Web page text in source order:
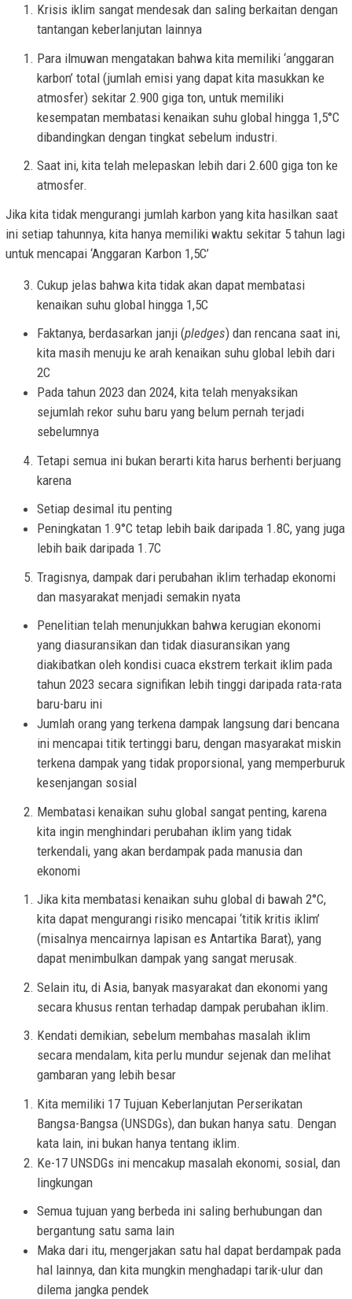
Krisis iklim sangat mendesak dan saling berkaitan dengan
tantangan keberlanjutan lainnya
Para ilmuwan mengatakan bahwa kita memiliki ‘anggaran
karbon’ total (jumlah emisi yang dapat kita masukkan ke
atmosfer) sekitar 2.900 giga ton, untuk memiliki
kesempatan membatasi kenaikan suhu global hingga 1,5°C
dibandingkan dengan tingkat sebelum industri.
Saat ini, kita telah melepaskan lebih dari 2.600 giga ton ke
atmosfer.
Jika kita tidak mengurangi jumlah karbon yang kita hasilkan saat
ini setiap tahunnya, kita hanya memiliki waktu sekitar 5 tahun lagi
untuk mencapai ‘Anggaran Karbon 1,5C’
Cukup jelas bahwa kita tidak akan dapat membatasi
kenaikan suhu global hingga 1,5C
Faktanya, berdasarkan janji (pledges) dan rencana saat ini,
kita masih menuju ke arah kenaikan suhu global lebih dari
2C
Pada tahun 2023 dan 2024, kita telah menyaksikan
sejumlah rekor suhu baru yang belum pernah terjadi
sebelumnya
Tetapi semua ini bukan berarti kita harus berhenti berjuang
karena
Setiap desimal itu penting
Peningkatan 1.9°C tetap lebih baik daripada 1.8C, yang juga
lebih baik daripada 1.7C
Tragisnya, dampak dari perubahan iklim terhadap ekonomi
dan masyarakat menjadi semakin nyata
Penelitian telah menunjukkan bahwa kerugian ekonomi
yang diasuransikan dan tidak diasuransikan yang
diakibatkan oleh kondisi cuaca ekstrem terkait iklim pada
tahun 2023 secara signifikan lebih tinggi daripada rata-rata
baru-baru ini
Jumlah orang yang terkena dampak langsung dari bencana
ini mencapai titik tertinggi baru, dengan masyarakat miskin
terkena dampak yang tidak proporsional, yang memperburuk
kesenjangan sosial
Membatasi kenaikan suhu global sangat penting, karena
kita ingin menghindari perubahan iklim yang tidak
terkendali, yang akan berdampak pada manusia dan
ekonomi
Jika kita membatasi kenaikan suhu global di bawah 2°C,
kita dapat mengurangi risiko mencapai ‘titik kritis iklim’
(misalnya mencairnya lapisan es Antartika Barat), yang
dapat menimbulkan dampak yang sangat merusak.
Selain itu, di Asia, banyak masyarakat dan ekonomi yang
secara khusus rentan terhadap dampak perubahan iklim.
Kendati demikian, sebelum membahas masalah iklim
secara mendalam, kita perlu mundur sejenak dan melihat
gambaran yang lebih besar
Kita memiliki 17 Tujuan Keberlanjutan Perserikatan
Bangsa-Bangsa (UNSDGs), dan bukan hanya satu. Dengan
kata lain, ini bukan hanya tentang iklim.
Ke-17 UNSDGs ini mencakup masalah ekonomi, sosial, dan
lingkungan
Semua tujuan yang berbeda ini saling berhubungan dan
bergantung satu sama lain
Maka dari itu, mengerjakan satu hal dapat berdampak pada
hal lainnya, dan kita mungkin menghadapi tarik-ulur dan
dilema jangka pendek